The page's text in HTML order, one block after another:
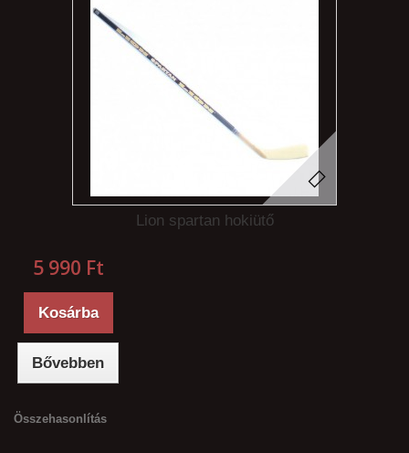
Lion spartan hokiütő
5 990 Ft‎
Kosárba
Bővebben
Összehasonlítás